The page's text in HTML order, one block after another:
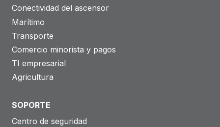
Conectividad del ascensor
Marítimo
Transporte
Comercio minorista y pagos
TI empresarial
Agricultura
SOPORTE
Centro de seguridad